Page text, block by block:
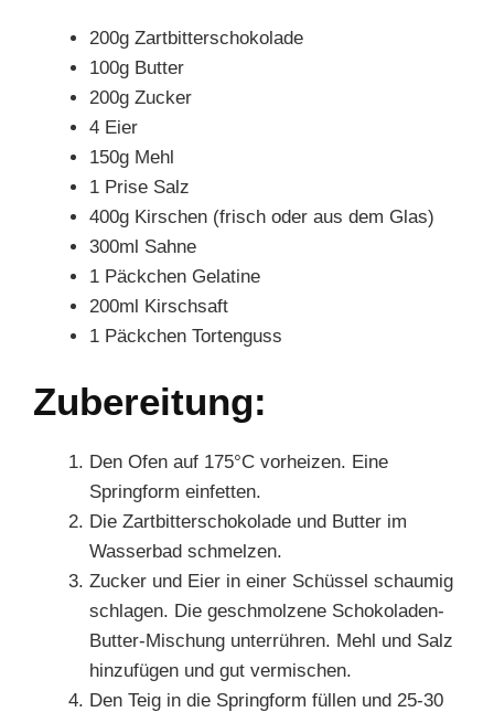
200g Zartbitterschokolade
100g Butter
200g Zucker
4 Eier
150g Mehl
1 Prise Salz
400g Kirschen (frisch oder aus dem Glas)
300ml Sahne
1 Päckchen Gelatine
200ml Kirschsaft
1 Päckchen Tortenguss
Zubereitung:
Den Ofen auf 175°C vorheizen. Eine
Springform einfetten.
Die Zartbitterschokolade und Butter im
Wasserbad schmelzen.
Zucker und Eier in einer Schüssel schaumig
schlagen. Die geschmolzene Schokoladen-
Butter-Mischung unterrühren. Mehl und Salz
hinzufügen und gut vermischen.
Den Teig in die Springform füllen und 25-30